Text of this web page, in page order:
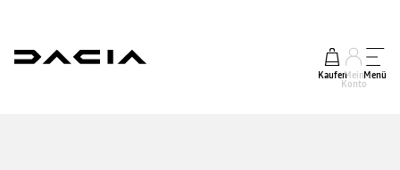
KaufenMein
Konto
Menü